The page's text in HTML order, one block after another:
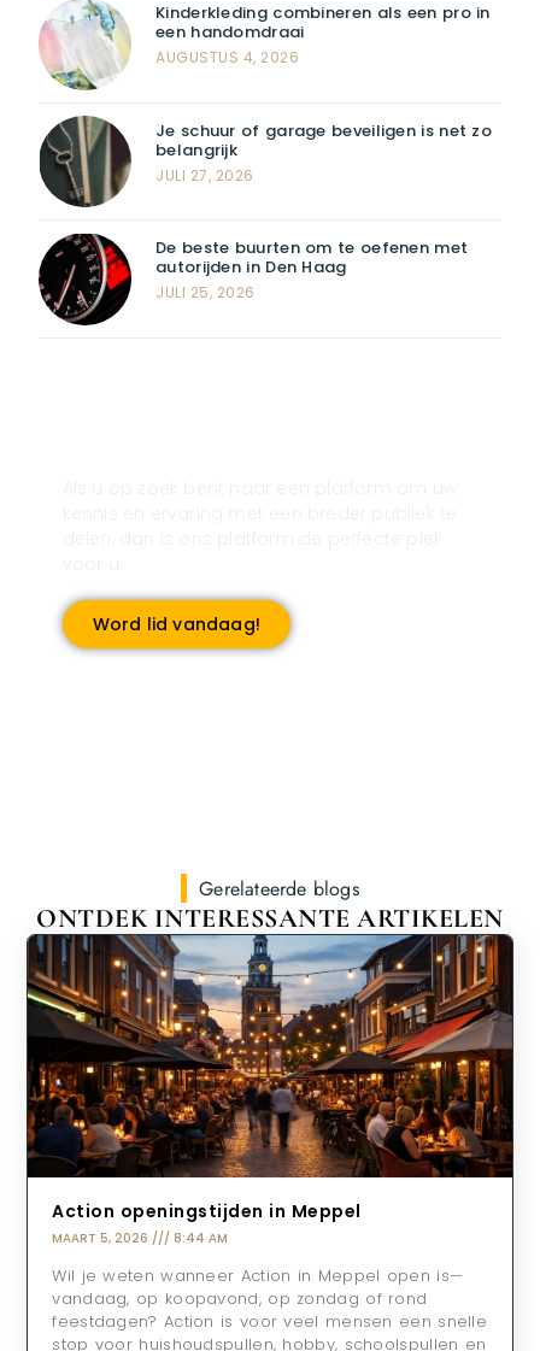
Kinderkleding combineren als een pro in
een handomdraai
AUGUSTUS 4, 2026
Je schuur of garage beveiligen is net zo
belangrijk
JULI 27, 2026
De beste buurten om te oefenen met
autorijden in Den Haag
JULI 25, 2026
Word lid vandaag!
Gerelateerde blogs
ONTDEK INTERESSANTE ARTIKELEN
Action openingstijden in Meppel
MAART 5, 2026 8:44 AM
Wil je weten wanneer Action in Meppel open is—
vandaag, op koopavond, op zondag of rond
feestdagen? Action is voor veel mensen een snelle
stop voor huishoudspullen, hobby, schoolspullen en